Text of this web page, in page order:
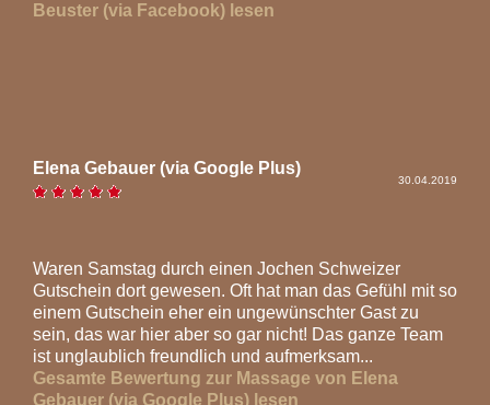
Beuster (via Facebook) lesen
Elena Gebauer (via Google Plus)
30.04.2019
Waren Samstag durch einen Jochen Schweizer
Gutschein dort gewesen. Oft hat man das Gefühl mit so
einem Gutschein eher ein ungewünschter Gast zu
sein, das war hier aber so gar nicht! Das ganze Team
ist unglaublich freundlich und aufmerksam...
Gesamte Bewertung zur Massage von Elena
Gebauer (via Google Plus) lesen